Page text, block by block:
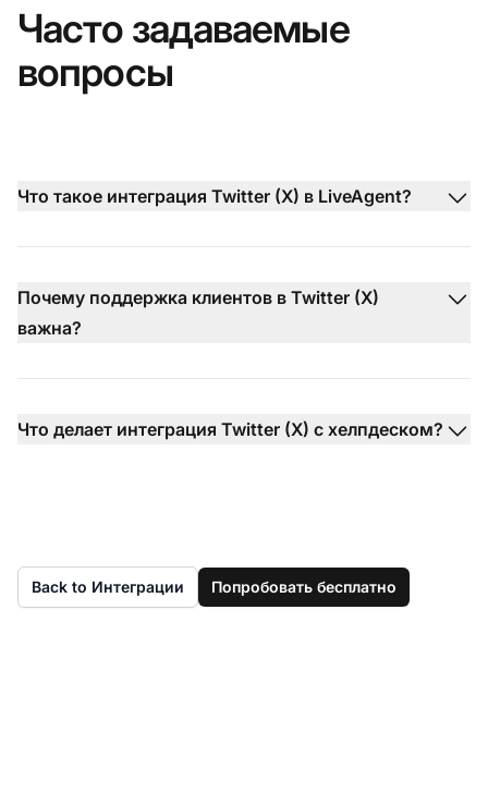
Часто задаваемые
вопросы
Что такое интеграция Twitter (X) в LiveAgent?
Почему поддержка клиентов в Twitter (X)
важна?
Что делает интеграция Twitter (X) с хелпдеском?
Back to Интеграции Попробовать бесплатно